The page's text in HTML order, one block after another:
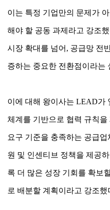
이는 특정 기업만의 문제가
해야 할 공동 과제라고 강조
시장 확대를 넘어, 공급망 전
증하는 중요한 전환점이라는
이에 대해 왕이사는 LEAD가
체계를 기반으로 협력 규칙
요구 기준을 충족하는 공급업
원 및 인센티브 정책을 제공
록 더 많은 성장 기회를 확보
로 배분할 계획이라고 강조했